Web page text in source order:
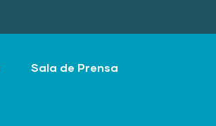
Sala de Prensa